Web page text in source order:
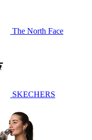
The North Face
SKECHERS